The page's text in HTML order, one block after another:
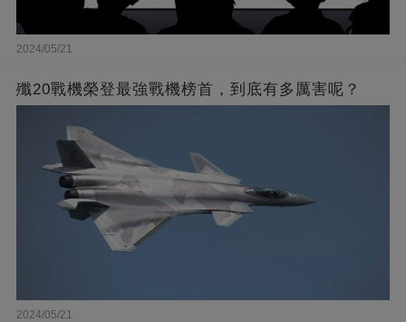
2024/05/21
殲20戰機榮登最強戰機榜首，到底有多厲害呢？
2024/05/21